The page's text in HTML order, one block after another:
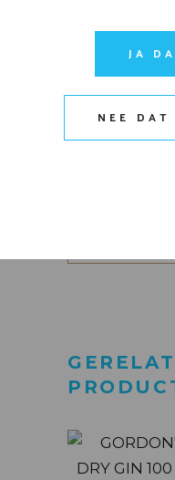
JA
NEE
Mijn
opslaan